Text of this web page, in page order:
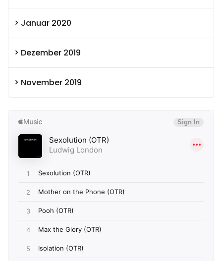
Januar 2020
Dezember 2019
November 2019